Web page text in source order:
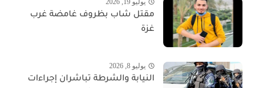
مقتل شاب بظروف غامضة غرب
غزة
يوليو 8, 2026
النيابة والشرطة تباشران إجراءات